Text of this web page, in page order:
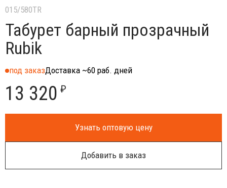
015/580TR
Табурет барный прозрачный
Rubik
под заказДоставка ~60 раб. дней
13 320 ₽
Узнать оптовую цену
Добавить в заказ